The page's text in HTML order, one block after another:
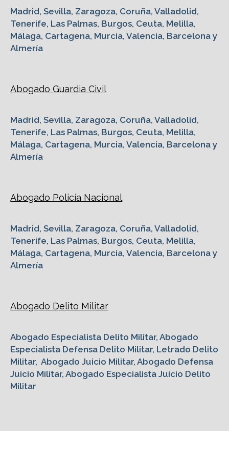
Madrid, Sevilla, Zaragoza, Coruña, Valladolid,
Tenerife, Las Palmas, Burgos, Ceuta, Melilla,
Málaga, Cartagena, Murcia, Valencia, Barcelona y
Almería
Abogado Guardia Civil
Madrid, Sevilla, Zaragoza, Coruña, Valladolid,
Tenerife, Las Palmas, Burgos, Ceuta, Melilla,
Málaga, Cartagena, Murcia, Valencia, Barcelona y
Almería
Abogado Policía Nacional
Madrid, Sevilla, Zaragoza, Coruña, Valladolid,
Tenerife, Las Palmas, Burgos, Ceuta, Melilla,
Málaga, Cartagena, Murcia, Valencia, Barcelona y
Almería
Abogado Delito Militar
Abogado Especialista Delito Militar, Abogado
Especialista Defensa Delito Militar, Letrado Delito
Militar, Abogado Juicio Militar, Abogado Defensa
Juicio Militar, Abogado Especialista Juicio Delito
Militar